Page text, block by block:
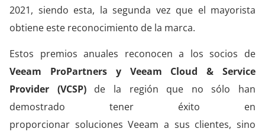
2021, siendo esta, la segunda vez que el mayorista
obtiene este reconocimiento de la marca.
Estos premios anuales reconocen a los socios de
Veeam ProPartners y Veeam Cloud & Service
Provider (VCSP) de la región que no sólo han
demostrado tener éxito en
proporcionar soluciones Veeam a sus clientes, sino